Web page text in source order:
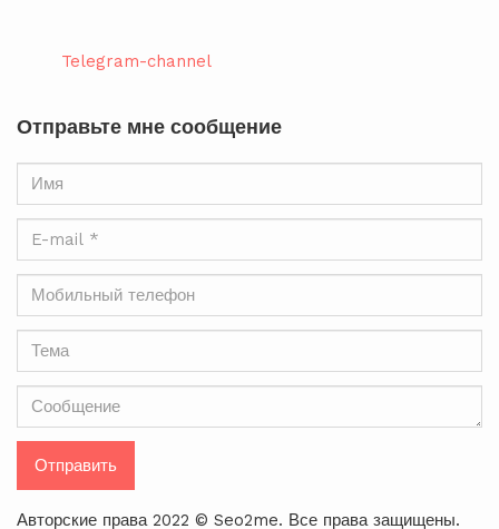
Telegram-channel
Отправьте мне сообщение
Отправить
Авторские права 2022 © Seo2me. Все права защищены.